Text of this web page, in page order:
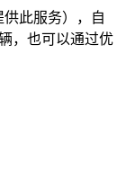
此服务），自
，也可以通过优